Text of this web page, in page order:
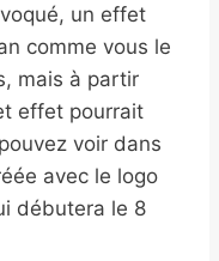
un effet
comme vous le
mais à partir
effet pourrait
voir dans
avec le logo
débutera le 8